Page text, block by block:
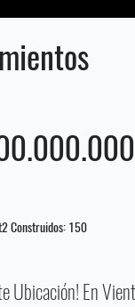
Construidos: 150
Ubicación! En